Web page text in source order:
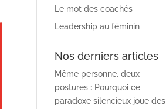
Le mot des coachés
Leadership au féminin
Nos derniers articles
Même personne, deux
postures : Pourquoi ce
paradoxe silencieux joue des